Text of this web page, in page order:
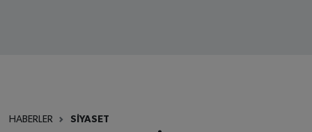
HABERLER SİYASET